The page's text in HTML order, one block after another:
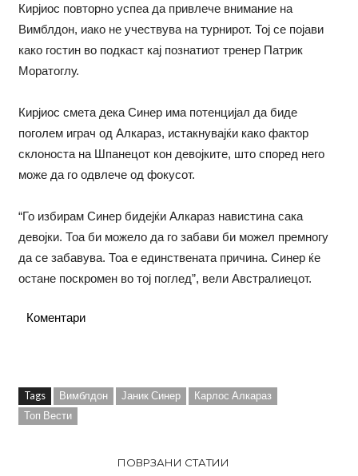
Кирјиос повторно успеа да привлече внимание на
Вимблдон, иако не учествува на турнирот. Тој се појави
како гостин во подкаст кај познатиот тренер Патрик
Моратоглу.
Кирјиос смета дека Синер има потенцијал да биде
поголем играч од Алкараз, истакнувајќи како фактор
склоноста на Шпанецот кон девојките, што според него
може да го одвлече од фокусот.
“Го избирам Синер бидејќи Алкараз навистина сака
девојки. Тоа би можело да го забави би можел премногу
да се забавува. Тоа е единствената причина. Синер ќе
остане поскромен во тој поглед”, вели Австралиецот.
Коментари
Tags Вимблдон Јаник Синер
Карлос Алкараз
Топ Вести
ПОВРЗАНИ СТАТИИ